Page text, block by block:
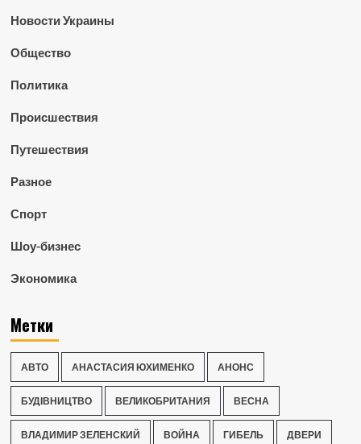
Новости Украины
Общество
Политика
Происшествия
Путешествия
Разное
Спорт
Шоу-бизнес
Экономика
Метки
АВТО АНАСТАСИЯ ЮХИМЕНКО АНОНС
БУДІВНИЦТВО ВЕЛИКОБРИТАНИЯ ВЕСНА
ВЛАДИМИР ЗЕЛЕНСКИЙ ВОЙНА ГИБЕЛЬ ДВЕРИ